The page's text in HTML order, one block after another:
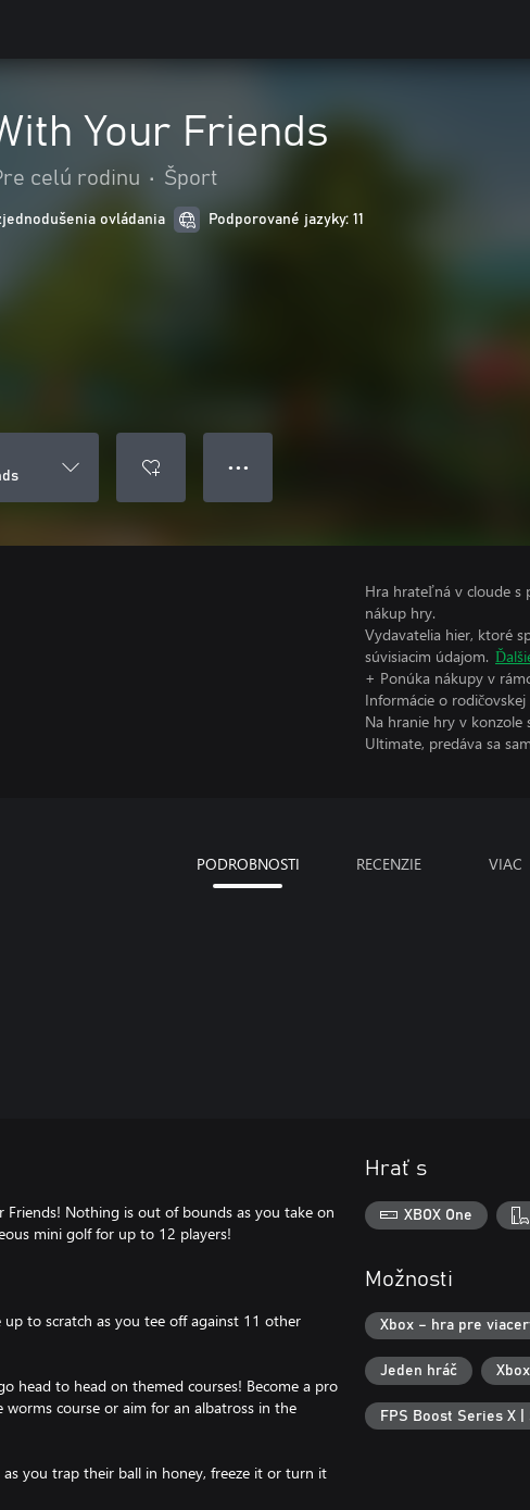
Your Friends
celú rodinu • Šport
ovládania Podporované jazyky: 11
● ● ●
Hra hrateľná v cloude s
nákup hry.
Vydavatelia hier, ktoré
súvisiacim údajom.
+ Ponúka nákupy v
Informácie o
Na hranie hry v konzole
Ultimate, predáva sa
PODROBNOSTI RECENZIE VIAC
Nothing is out of bounds as you take on
mini golf for up to 12 players!
to scratch as you tee off against 11 other
head to head on themed courses! Become a pro
course or aim for an albatross in the
you trap their ball in honey, freeze it or turn it
Hrať s
XBOX One
Možnosti
Xbox – hra pre
Jeden hráč
FPS Boost Series X |